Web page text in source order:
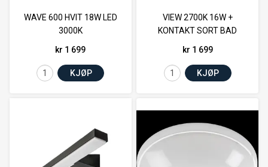
WAVE 600 HVIT 18W LED
3000K
kr 1 699
KJØP
VIEW 2700K 16W +
KONTAKT SORT BAD
kr 1 699
KJØP